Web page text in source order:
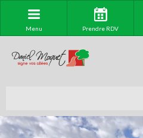
Menu Prendre RDV